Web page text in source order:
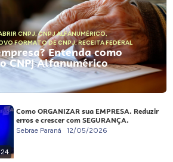
CNPJ,CNPJ ALFANUMÉRICO,
FORMATO DE CNPJ,RECEITA FEDERAL
Entenda como
CNPJ Alfanumérico
Como ORGANIZAR sua EMPRESA. Reduzir
erros e crescer com SEGURANÇA.
Sebrae Paraná 12/05/2026